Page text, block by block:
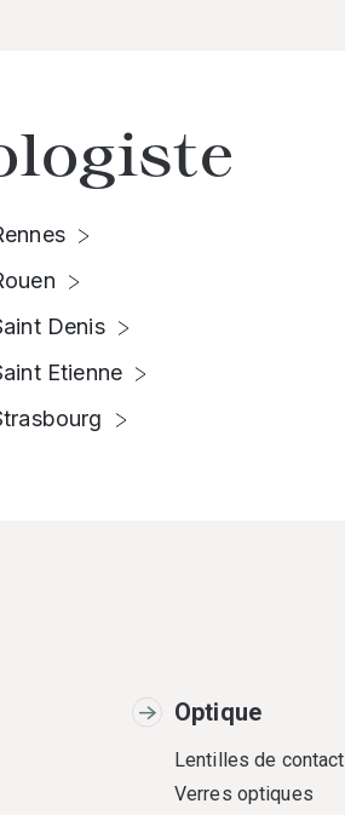
Denis
Etienne
Optique
Lentilles de contact
Verres optiques